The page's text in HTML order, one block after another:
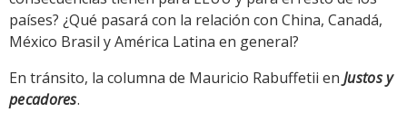
países? ¿Qué pasará con la relación con China, Canadá,
México Brasil y América Latina en general?
En tránsito, la columna de Mauricio Rabuffetii en Justos y
pecadores.